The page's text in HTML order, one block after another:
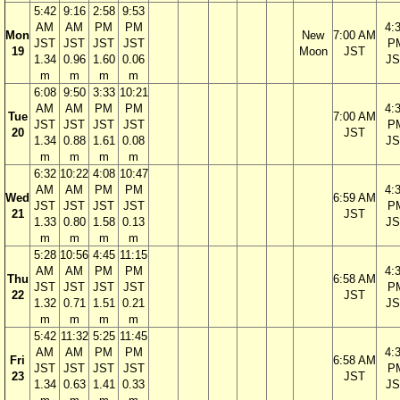
Mon
19
5:42
AM
JST
1.34
m
9:16
AM
JST
0.96
m
2:58
PM
JST
1.60
m
9:53
PM
JST
0.06
m
New
Moon
7:00 AM
JST
Tue
20
6:08
AM
JST
1.34
m
9:50
AM
JST
0.88
m
3:33
PM
JST
1.61
m
10:21
PM
JST
0.08
m
7:00 AM
JST
Wed
21
6:32
AM
JST
1.33
m
10:22
AM
JST
0.80
m
4:08
PM
JST
1.58
m
10:47
PM
JST
0.13
m
6:59 AM
JST
Thu
22
5:28
AM
JST
1.32
m
10:56
AM
JST
0.71
m
4:45
PM
JST
1.51
m
11:15
PM
JST
0.21
m
6:58 AM
JST
Fri
23
5:42
AM
JST
1.34
11:32
AM
JST
0.63
5:25
PM
JST
1.41
11:45
PM
JST
0.33
6:58 AM
JST